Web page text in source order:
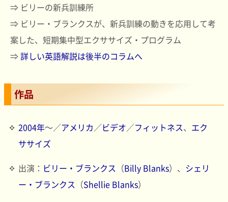
⇒ ビリーの新兵訓練所
⇒ ビリー・ブランクスが、新兵訓練の動きを応用して考
案した、短期集中型エクササイズ・プログラム
⇒詳しい英語解説は後半のコラムへ
作品
2004年～／アメリカ／ビデオ／フィットネス、 エク
ササイズ
出演： ビリー・ブランクス （Billy Blanks）、 シェリ
ー・ブランクス （Shellie Blanks）